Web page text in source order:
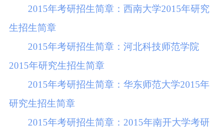
2015年考研招生简章：西南大学2015年研究
生招生简章
2015年考研招生简章：河北科技师范学院
2015年研究生招生简章
2015年考研招生简章：华东师范大学2015年
研究生招生简章
2015年考研招生简章：2015年南开大学考研